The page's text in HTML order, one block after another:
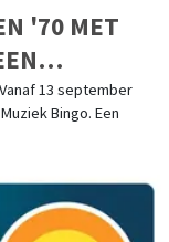
'70 MET
13 september
Bingo. Een